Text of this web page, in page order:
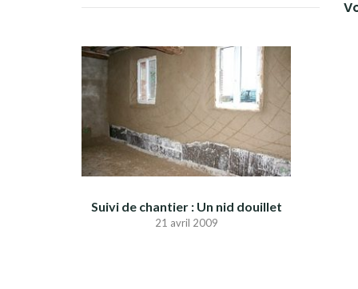
Suivi de chantier : Un nid douillet
21 avril 2009